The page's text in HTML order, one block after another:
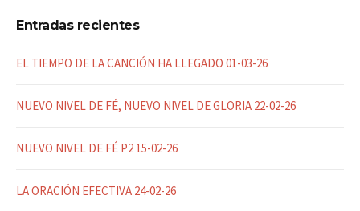
Entradas recientes
EL TIEMPO DE LA CANCIÓN HA LLEGADO 01-03-26
NUEVO NIVEL DE FÉ, NUEVO NIVEL DE GLORIA 22-02-26
NUEVO NIVEL DE FÉ P2 15-02-26
LA ORACIÓN EFECTIVA 24-02-26